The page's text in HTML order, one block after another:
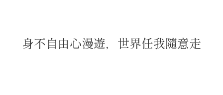
身不自由心漫遊，世界任我隨意走